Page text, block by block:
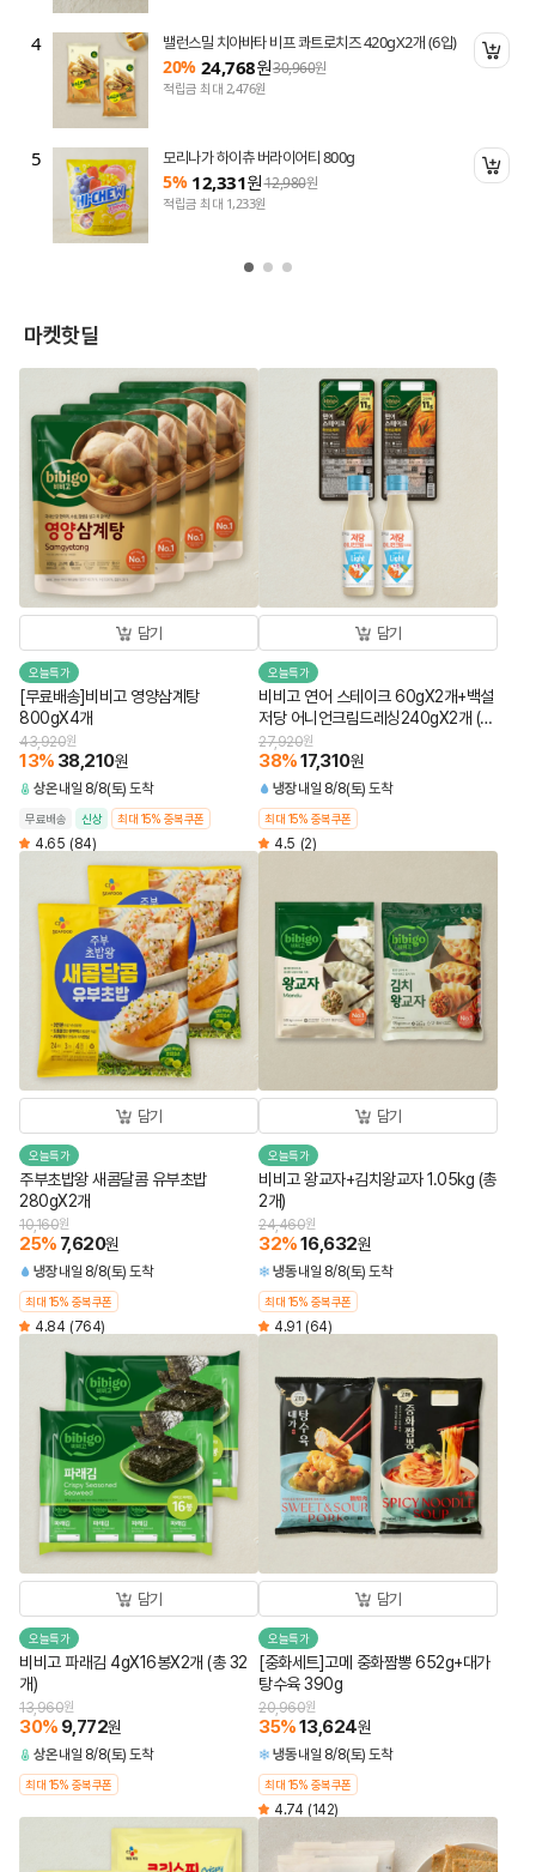
담기
담기
4 밸런스밀 치아바타 비프 콰트로치즈 420gX2개 (6입)
20% 24,768원30,960원
적립금 최대 2,476원
5 모리나가 하이츄 버라이어티 800g
5% 12,331원12,980원
적립금 최대 1,233원
마켓핫딜
담기
오늘특가
[무료배송]비비고 영양삼계탕
800gX4개
43,920원
13% 38,210원
상온 내일 8/8(토) 도착
무료배송 신상 최대 15% 중복쿠폰
4.65 (84)
담기
오늘특가
비비고 연어 스테이크 60gX2개+백설
저당 어니언크림드레싱240gX2개 (총
4개)
27,920원
38%17,310원
냉장 내일 8/8(토) 도착
최대 15% 중복쿠폰
4.5 (2)
담기
오늘특가
주부초밥왕 새콤달콤 유부초밥
280gX2개
10,160원
25% 7,620원
냉장 내일 8/8(토) 도착
최대 15% 중복쿠폰
4.84 (764)
담기
오늘특가
비비고 왕교자+김치왕교자 1.05kg (총
2개)
24,460원
32%16,632원
냉동 내일 8/8(토) 도착
최대 15% 중복쿠폰
4.91 (64)
담기
오늘특가
비비고 파래김 4gX16봉X2개 (총 32
개)
13,960원
30% 9,772원
상온 내일 8/8(토) 도착
최대 15% 중복쿠폰
담기
오늘특가
[중화세트]고메 중화짬뽕 652g+대가
탕수육 390g
20,960원
35%13,624원
냉동 내일 8/8(토) 도착
최대 15% 중복쿠폰
4.74 (142)